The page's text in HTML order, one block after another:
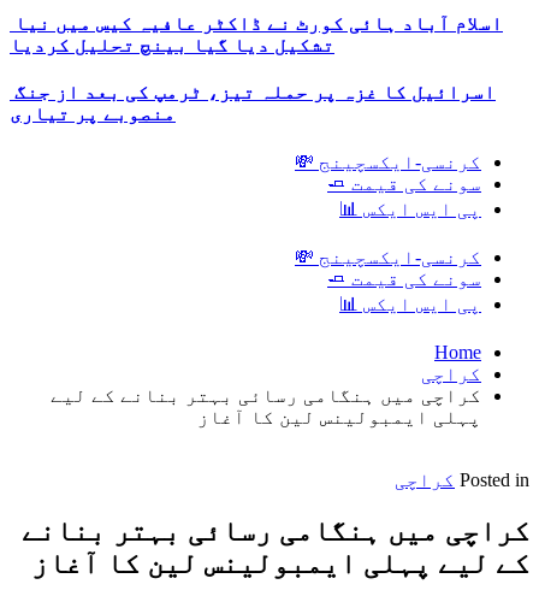
اسلام آباد ہائی کورٹ نے ڈاکٹر عافیہ کیس میں نیا
تشکیل دیا گیا بینچ تحلیل کردیا
اسرائیل کا غزہ پر حملہ تیز، ٹرمپ کی بعد از جنگ
منصوبے پر تیاری
کرنسی-ایکسچینج 💸
سونے کی قیمت 🧈
پی ایس ایکس 📊
کرنسی-ایکسچینج 💸
سونے کی قیمت 🧈
پی ایس ایکس 📊
Home
کراچی
کراچی میں ہنگامی رسائی بہتر بنانے کے لیے
پہلی ایمبولینس لین کا آغاز
Posted in کراچی
کراچی میں ہنگامی رسائی بہتر بنانے
کے لیے پہلی ایمبولینس لین کا آغاز